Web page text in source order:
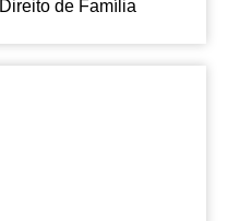
Direito de Família